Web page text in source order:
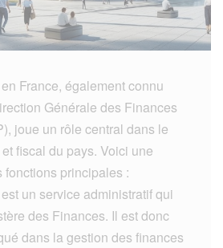
en France, également connu
Générale des Finances
joue un rôle central dans le
fiscal du pays. Voici une
fonctions principales :
est un service administratif qui
des Finances. Il est donc
dans la gestion des finances